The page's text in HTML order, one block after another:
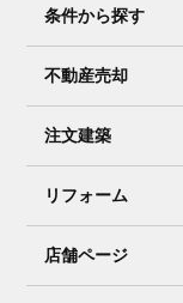
条件から探す
不動産売却
注文建築
リフォーム
店舗ページ